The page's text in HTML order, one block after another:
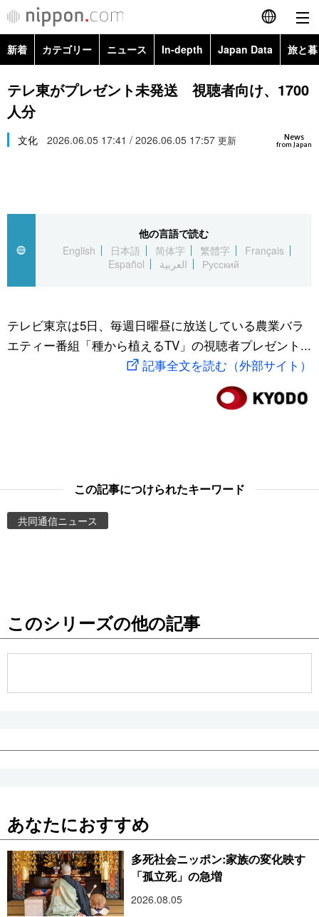
English
简体字
Русский
カテゴリー
経済・ビジネス
国際
文化
トップ
アーカイブ
In-depth
Japan Data
動画/Live
お知らせ
新着 カテゴリー ニュース In-depth Japan Data 旅と
政治・外交
経済・ビジネス
スポーツ・東京2020
Topics
テレ東がプレゼント未発送 視聴者向け、1700
人分
News
from Japan
文化 2026.06.05 17:41 / 2026.06.05 17:57 更新
他の言語で読む
English
日本語 简体字 繁體字
Français
Español
العربية Русский
テレビ東京は5日、毎週日曜昼に放送している農業バラ
エティー番組「種から植えるTV」の視聴者プレゼント...
記事全文を読む（外部サイト）
この記事につけられたキーワード
共同通信ニュース
このシリーズの他の記事
あなたにおすすめ
多死社会ニッポン:家族の変化映す
「孤立死」の急増
2026.08.05